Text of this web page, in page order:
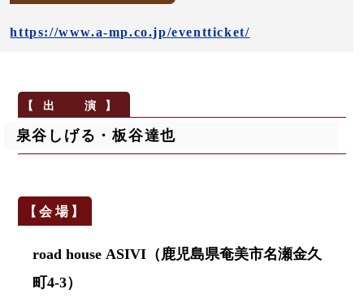
https://www.a-mp.co.jp/eventticket/
泉谷しげる・板谷達也
road house ASIVI（鹿児島県奄美市名瀬金久
町4-3）